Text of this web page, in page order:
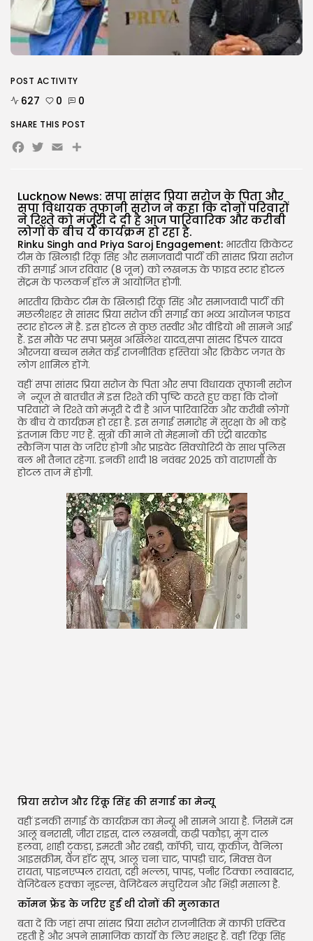
AUGUST 5, 2026
TRENDING CATEGORIES
Uncategorized
मुख्य समाचार
राज्य
15 Articles
12 Articles
LATEST REVIEWS
CTA Title
CTA Content
FOLLOW US
JOIN OUR COMMUNITY
Lucknow News: सपा सांसद प्रिया सरोज के पिता और
सपा विधायक तूफानी सरोज ने कहा कि दोनों परिवारों
ने रिश्ते को मंजूरी दे दी है आज पारिवारिक और करीबी
लोगों के बीच ये कार्यक्रम हो रहा है.
Rinku Singh and Priya Saroj Engagement: भारतीय क्रिकेटर
टीम के खिलाड़ी रिंकू सिंह और समाजवादी पार्टी की सांसद प्रिया सरोज
की सगाई आज रविवार (8 जून) को लखनऊ के फाइव स्टार होटल
सेंट्रम के फलकर्न हॉल में आयोजित होगी.
भारतीय क्रिकेट टीम के खिलाड़ी रिंकू सिंह और समाजवादी पार्टी की
मछलीशहर से सांसद प्रिया सरोज की सगाई का भव्य आयोजन फाइव
स्टार होटल में है. इस होटल से कुछ तस्वीर और वीडियो भी सामने आई
हैं. इस मौके पर सपा प्रमुख अखिलेश यादव,सपा सांसद डिंपल यादव
औरजया बच्चन समेत कई राजनीतिक हस्तियां और क्रिकेट जगत के
लोग शामिल होंगे.
वहीं सपा सांसद प्रिया सरोज के पिता और सपा विधायक तूफानी सरोज
ने न्यूज़ से बातचीत में इस रिश्ते की पुष्टि करते हुए कहा कि दोनों
परिवारों ने रिश्ते को मंजूरी दे दी है आज पारिवारिक और करीबी लोगों
के बीच ये कार्यक्रम हो रहा है. इस सगाई समारोह में सुरक्षा के भी कड़े
इंतजाम किए गए हैं. सूत्रों की माने तो मेहमानों की एंट्री बारकोड
स्कैनिंग पास के जरिए होगी और प्राइवेट सिक्योरिटी के साथ पुलिस
बल भी तैनात रहेगा. इनकी शादी 18 नवंबर 2025 को वाराणसी के
होटल ताज में होगी.
प्रिया सरोज और रिंकू सिंह की सगाई का मेन्यू
वहीं इनकी सगाई के कार्यक्रम का मेन्यू भी सामने आया है. जिसमें दम
आलू बनरासी, जीरा राइस, दाल लखनवी, कढ़ी पकौड़ा, मूंग दाल
हलवा, शाही टुकड़ा, इमरती और रबड़ी, कॉफी, चाय, कूकीज, वैनिला
आइसक्रीम, वेज हॉट सूप, आलू चना चाट, पापड़ी चाट, मिक्स वेज
रायता, पाइनएप्पल रायता, दही भल्ला, पापड़, पनीर टिक्का लवाबदार,
वेजिटेबल हक्का नूडल्स, वेजिटेबल मंचुरियन और भिंड़ी मसाला है.
कॉमन फ्रेंड के जरिए हुई थी दोनों की मुलाकात
बता दें कि जहां सपा सांसद प्रिया सरोज राजनीतिक में काफी एक्टिव
रहती हैं और अपने सामाजिक कार्यों के लिए मशहूर हैं. वहीं रिंकू सिंह
POST ACTIVITY
627 0 0
SHARE THIS POST
Facebook
Twitter
EmailShare